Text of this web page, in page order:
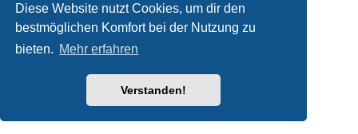
Diese Website nutzt Cookies, um dir den
bestmöglichen Komfort bei der Nutzung zu
bieten. Mehr erfahren
Verstanden!